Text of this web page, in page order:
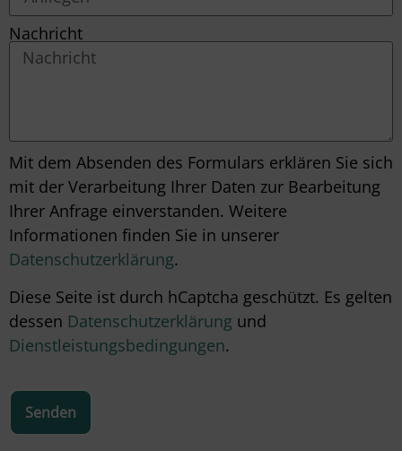
Nachricht
Mit dem Absenden des Formulars erklären Sie sich
mit der Verarbeitung Ihrer Daten zur Bearbeitung
Ihrer Anfrage einverstanden. Weitere
Informationen finden Sie in unserer
Datenschutzerklärung.
Diese Seite ist durch hCaptcha geschützt. Es gelten
dessen Datenschutzerklärung und
Dienstleistungsbedingungen.
Senden